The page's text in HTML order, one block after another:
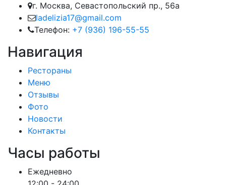
г. Москва, Севастопольский пр., 56а
ladelizia17@gmail.com
Телефон: +7 (936) 196-55-55
Навигация
Рестораны
Меню
Отзывы
Фото
Новости
Контакты
Часы работы
Ежедневно